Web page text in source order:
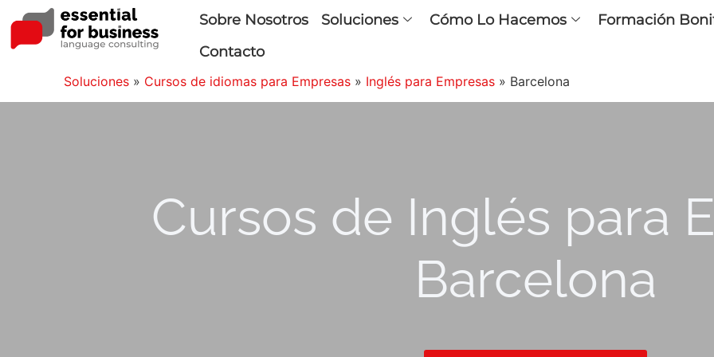
Sobre Nosotros Soluciones Cómo Lo Hacemos Formación
Contacto
Soluciones » Cursos de idiomas para Empresas » Inglés para Empresas » Barcelona
Cursos de Inglés para
Barcelona